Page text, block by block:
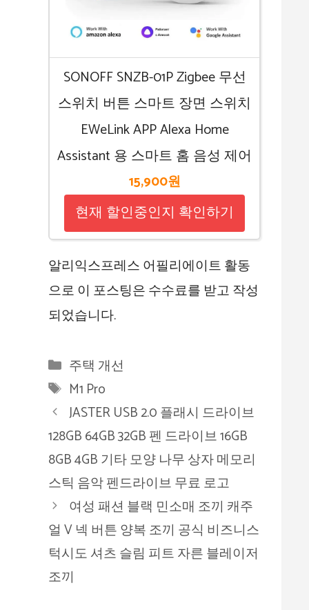
SONOFF SNZB-01P Zigbee 무선
스위치 버튼 스마트 장면 스위치
EWeLink APP Alexa Home
Assistant 용 스마트 홈 음성 제어
15,900원
현재 할인중인지 확인하기
알리익스프레스 어필리에이트 활동
으로 이 포스팅은 수수료를 받고 작성
되었습니다.
카
테
고
리
주택 개선
태
그
M1 Pro
JASTER USB 2.0 플래시 드라이브
128GB 64GB 32GB 펜 드라이브 16GB
8GB 4GB 기타 모양 나무 상자 메모리
스틱 음악 펜드라이브 무료 로고
여성 패션 블랙 민소매 조끼 캐주
얼 V 넥 버튼 양복 조끼 공식 비즈니스
턱시도 셔츠 슬림 피트 자른 블레이저
조끼